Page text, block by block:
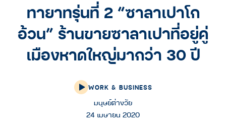
ทายาทรุ่นที่ 2 “ซาลาเปาโก
อ้วน” ร้านขายซาลาเปาที่อยู่คู่
เมืองหาดใหญ่มากว่า 30 ปี
WORK & BUSINESS
มนุษย์ต่างวัย
24 เมษายน 2020